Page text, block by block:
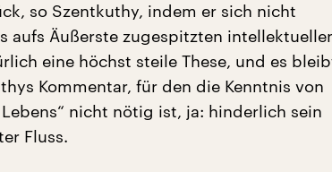
so Szentkuthy, indem er sich nicht
aufs Äußerste zugespitzten
eine höchst steile These, und es
Kommentar, für den die Kenntnis von
nicht nötig ist, ja: hinderlich sein
Fluss.